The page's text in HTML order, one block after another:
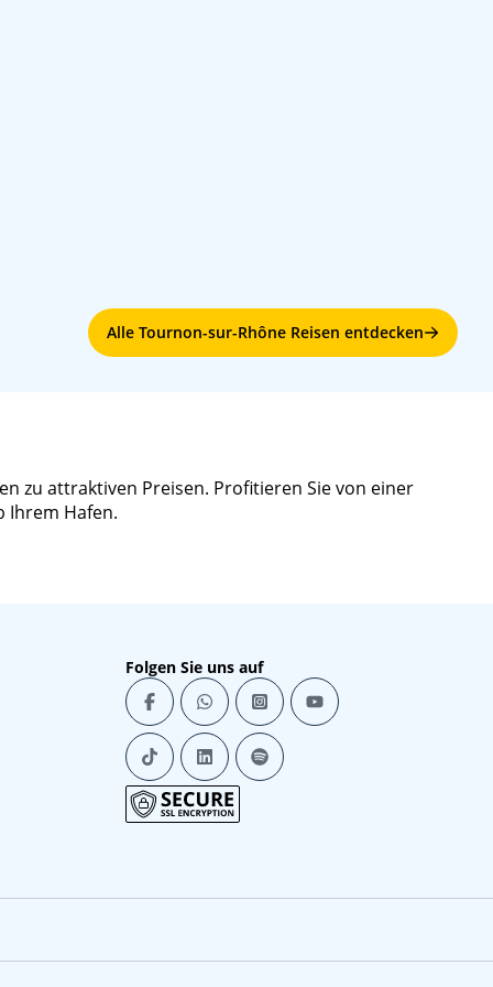
Alle Tournon-sur-Rhône Reisen entdecken
zu attraktiven Preisen. Profitieren Sie von einer
Ihrem Hafen.
Folgen Sie uns auf